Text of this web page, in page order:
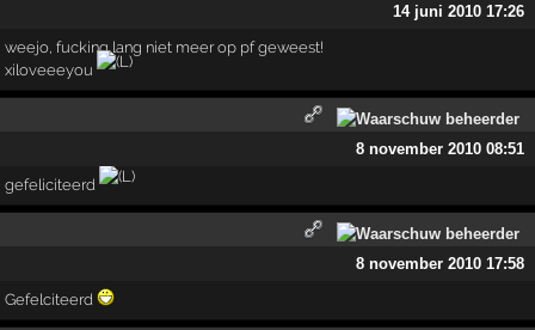
14 juni 2010 17:26
weejo, fucking lang niet meer op pf geweest!
xiloveeeyou
8 november 2010 08:51
gefeliciteerd
8 november 2010 17:58
Gefelciteerd